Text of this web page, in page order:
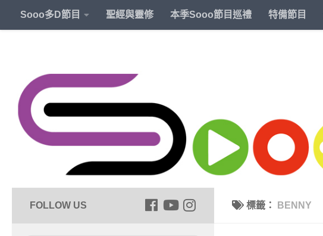
Sooo多D節目 聖經與靈修 本季Sooo節目巡禮 特備節目
標籤： BENNY